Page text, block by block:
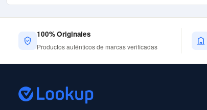
100% Originales
Productos auténticos de marcas verificadas